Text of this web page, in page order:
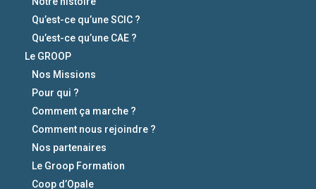
Qu’est-ce qu’une SCIC ?
Qu’est-ce qu’une CAE ?
Le GROOP
Nos Missions
Pour qui ?
Comment ça marche ?
Comment nous rejoindre ?
Nos partenaires
Le Groop Formation
Coop d’Opale